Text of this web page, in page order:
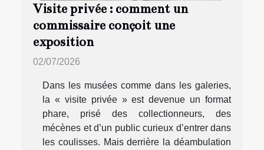
Visite privée : comment un
commissaire conçoit une
exposition
02/07/2026
Dans les musées comme dans les galeries,
la « visite privée » est devenue un format
phare, prisé des collectionneurs, des
mécènes et d’un public curieux d’entrer dans
les coulisses. Mais derrière la déambulation